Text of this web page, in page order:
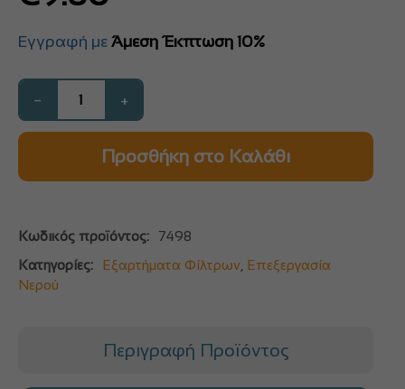
Εγγραφή με Άμεση Έκπτωση 10%
− +
Προσθήκη στο Καλάθι
Κωδικός προϊόντος:
7498
Κατηγορίες:
Εξαρτήματα Φίλτρων Επεξεργασία
Νερού
Περιγραφή Προϊόντος